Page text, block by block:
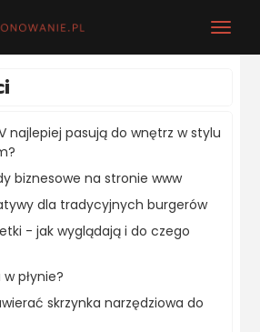
najlepiej pasują do wnętrz w stylu
biznesowe na stronie www
dla tradycyjnych burgerów
- jak wyglądają i do czego
płynie?
skrzynka narzędziowa do